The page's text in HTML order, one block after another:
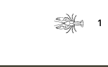
1